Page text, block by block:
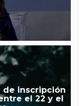
de inscripción
el 22 y el